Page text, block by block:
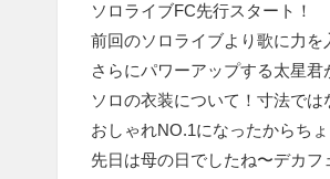
ソロライブFC先行スタート！
前回のソロライブより歌に力
さらにパワーアップする太星
ソロの衣装について！寸法で
おしゃれNO.1になったからち
先日は母の日でしたね〜デカフ